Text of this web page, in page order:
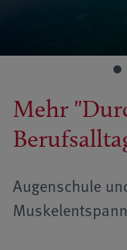
Mehr
Augenschule